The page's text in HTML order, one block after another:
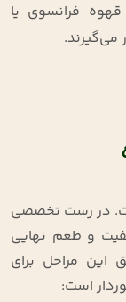
فرانسوی یا
می‌گیرند.
در رست تخصصی
و طعم نهایی
این مراحل برای
است: